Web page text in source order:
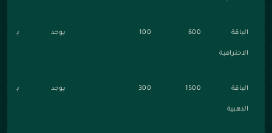
الباقة
الاحترافية
600
100 يوجد يوجد
الباقة
الذهبية
1500
300 يوجد يوجد